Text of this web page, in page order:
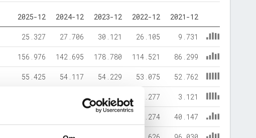
2025-12 2024-12 2023-12 2022-12 2021-12
25.327 27.706 30.121 26.105 9.731
156.976 142.695 178.780 114.521 86.299
55.425 54.117 54.229 53.075 52.762
3.277 3.277 3.121
84.274 40.147